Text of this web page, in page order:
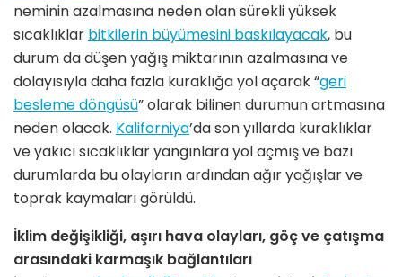
neminin azalmasına neden olan sürekli yüksek
sıcaklıklar bitkilerin büyümesini baskılayacak, bu
durum da düşen yağış miktarının azalmasına ve
dolayısıyla daha fazla kuraklığa yol açarak “geri
besleme döngüsü” olarak bilinen durumun artmasına
neden olacak. Kaliforniya’da son yıllarda kuraklıklar
ve yakıcı sıcaklıklar yangınlara yol açmış ve bazı
durumlarda bu olayların ardından ağır yağışlar ve
toprak kaymaları görüldü.
İklim değişikliği, aşırı hava olayları, göç ve çatışma
arasındaki karmaşık bağlantıları